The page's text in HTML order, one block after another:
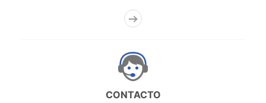
CONTACTO